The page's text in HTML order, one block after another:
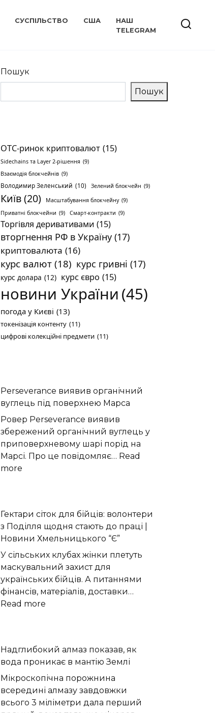
СУСПІЛЬСТВО США
НАШ
TELEGRAM
Пошук
Пошук
OTC-ринок криптовалют (15)
Sidechains та Layer 2-рішення (9)
Взаємодія блокчейнів (9)
Володимир Зеленський (10) Зелений блокчейн (9)
Київ(20) Масштабування блокчейну (9)
Приватні блокчейни (9) Смарт-контракти (9)
Торгівля деривативами (15)
вторгнення РФ в Україну (17)
криптовалюта (16)
курс валют (18) курс гривні (17)
курс долара (12) курс євро (15)
новини України (45)
погода у Києві (13)
токенізація контенту (11)
цифрові колекційні предмети (11)
Perseverance виявив органічний
вуглець під поверхнею Марса
Ровер Perseverance виявив
збережений органічний вуглець у
приповерхневому шарі порід на
Марсі. Про це повідомляє… Read
more
вуглець
під
поверхнею
Марса
Гектари сіток для бійців: волонтери
з Поділля щодня стають до праці |
Новини Хмельницького “Є”
У сільських клубах жінки плетуть
маскувальний захист для
українських бійців. А питаннями
фінансів, матеріалів, доставки…
Read more
бійців:
волонтери
з
Поділля
щодня
Надглибокий алмаз показав, як
вода проникає в мантію Землі
Мікроскопічна порожнина
всередині алмазу завдовжки
всього 3 міліметри дала перший